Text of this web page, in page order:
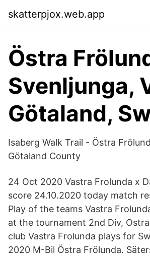
skatterpjox.web.app
Östra
Svenljunga,
Götaland,
Isaberg Walk Trail - Östra
Götaland County
24 Oct 2020 Vastra Frolunda x
score 24.10.2020 today match
Play of the teams Vastra
at the tournament 2nd Div,
club Vastra Frolunda plays for
2020 M-Bil Östra Frölunda.